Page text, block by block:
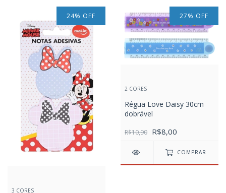
24% OFF
3 CORES
27% OFF
2 CORES
Régua Love Daisy 30cm
dobrável
R$10,90 R$8,00
COMPRAR